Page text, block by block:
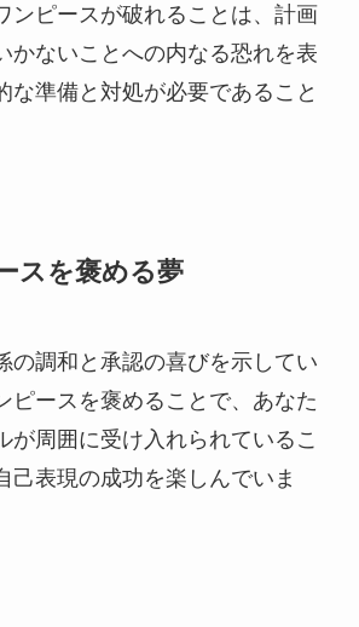
ンピースが破れることは、計画
かないことへの内なる恐れを表
な準備と対処が必要であること
スを褒める夢
の調和と承認の喜びを示してい
ピースを褒めることで、あなた
が周囲に受け入れられているこ
己表現の成功を楽しんでいま